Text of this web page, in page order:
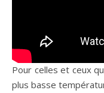
Pour celles et ceux
plus basse